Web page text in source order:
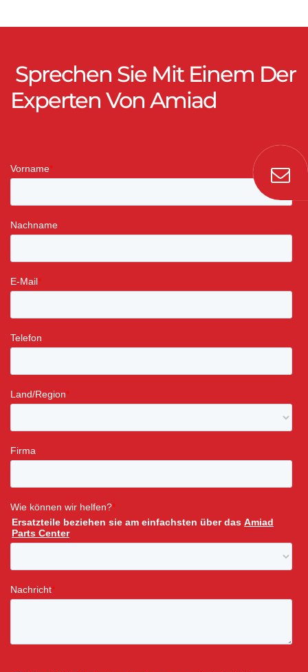
Sprechen Sie Mit Einem Der
Experten Von Amiad